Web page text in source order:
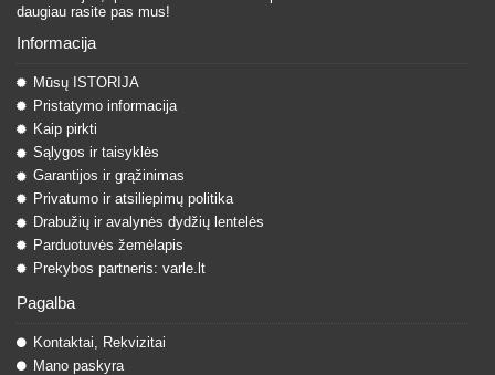
daugiau rasite pas mus!
Informacija
Mūsų ISTORIJA
Pristatymo informacija
Kaip pirkti
Sąlygos ir taisyklės
Garantijos ir grąžinimas
Privatumo ir atsiliepimų politika
Drabužių ir avalynės dydžių lentelės
Parduotuvės žemėlapis
Prekybos partneris: varle.lt
Pagalba
Kontaktai, Rekvizitai
Mano paskyra